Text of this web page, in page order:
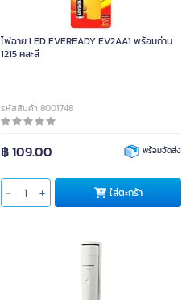
ไฟฉาย LED EVEREADY EV2AA1 พร้อมถ่าน
1215 คละสี
รหัสสินค้า 8001748
฿ 109.00 พร้อมจัดส่ง
ใส่ตะกร้า